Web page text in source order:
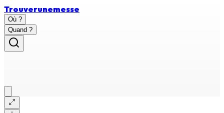
Trouverunemesse
Où ?
Quand ?